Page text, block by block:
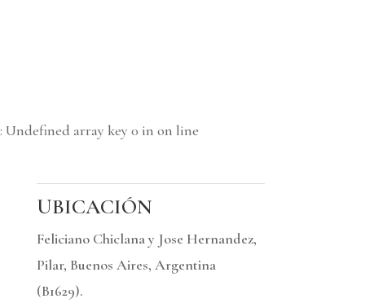
: Undefined array key 0 in on line
UBICACIÓN
Feliciano Chiclana y Jose Hernandez,
Pilar, Buenos Aires, Argentina
(B1629).